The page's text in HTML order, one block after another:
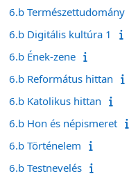
6.b Természettudomány
6.b Digitális kultúra 1
6.b Ének-zene
6.b Református hittan
6.b Katolikus hittan
6.b Hon és népismeret
6.b Történelem
6.b Testnevelés